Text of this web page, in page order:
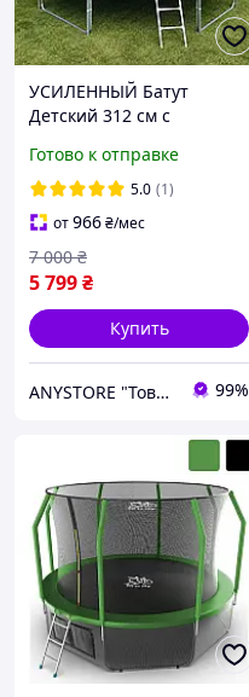
УСИЛЕННЫЙ Батут
Детский 312 см с
лесенкой спортивный для
дома Синий
Готово к отправке
5.0 (1)
от966₴/мес
5 799₴
7 000 ₴
Купить
ANYSTORE "Товары для дома и активного отдыха" 99%